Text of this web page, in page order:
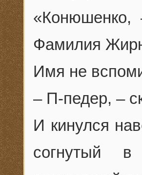
Фамилия
Имя не
– П-педер, –
И кинулся
согнутый